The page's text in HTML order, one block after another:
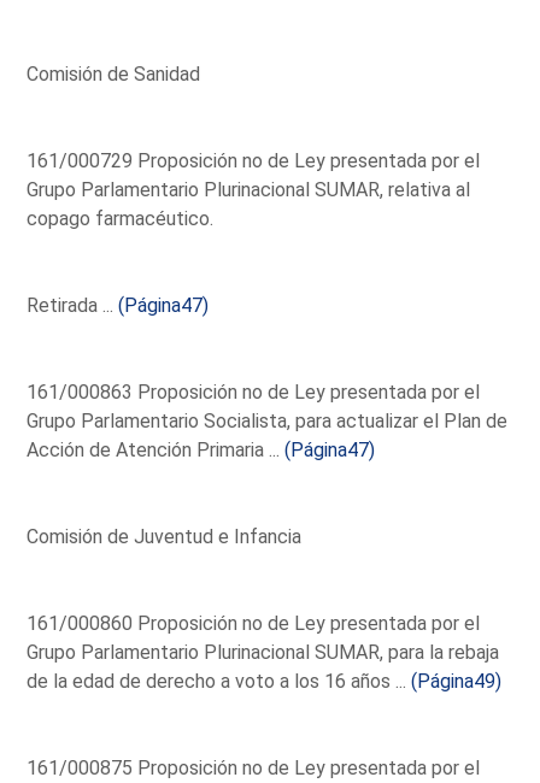
Comisión de Sanidad
161/000729 Proposición no de Ley presentada por el
Grupo Parlamentario Plurinacional SUMAR, relativa al
copago farmacéutico.
Retirada ...(Página47)
161/000863 Proposición no de Ley presentada por el
Grupo Parlamentario Socialista, para actualizar el Plan de
Acción de Atención Primaria ...(Página47)
Comisión de Juventud e Infancia
161/000860 Proposición no de Ley presentada por el
Grupo Parlamentario Plurinacional SUMAR, para la rebaja
de la edad de derecho a voto a los 16 años ...(Página49)
161/000875 Proposición no de Ley presentada por el